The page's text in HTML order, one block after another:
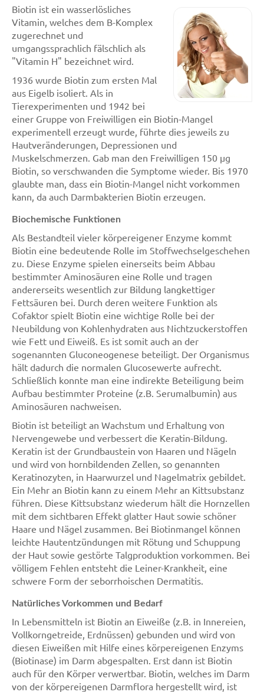
Biotin ist ein wasserlösliches
Vitamin, welches dem B-Komplex
zugerechnet und
umgangssprachlich fälschlich als
"Vitamin H" bezeichnet wird.
1936 wurde Biotin zum ersten Mal
aus Eigelb isoliert. Als in
Tierexperimenten und 1942 bei
einer Gruppe von Freiwilligen ein Biotin-Mangel
experimentell erzeugt wurde, führte dies jeweils zu
Hautveränderungen, Depressionen und
Muskelschmerzen. Gab man den Freiwilligen 150 µg
Biotin, so verschwanden die Symptome wieder. Bis 1970
glaubte man, dass ein Biotin-Mangel nicht vorkommen
kann, da auch Darmbakterien Biotin erzeugen.
Biochemische Funktionen
Als Bestandteil vieler körpereigener Enzyme kommt
Biotin eine bedeutende Rolle im Stoffwechselgeschehen
zu. Diese Enzyme spielen einerseits beim Abbau
bestimmter Aminosäuren eine Rolle und tragen
andererseits wesentlich zur Bildung langkettiger
Fettsäuren bei. Durch deren weitere Funktion als
Cofaktor spielt Biotin eine wichtige Rolle bei der
Neubildung von Kohlenhydraten aus Nichtzuckerstoffen
wie Fett und Eiweiß. Es ist somit auch an der
sogenannten Gluconeogenese beteiligt. Der Organismus
hält dadurch die normalen Glucosewerte aufrecht.
Schließlich konnte man eine indirekte Beteiligung beim
Aufbau bestimmter Proteine (z.B. Serumalbumin) aus
Aminosäuren nachweisen.
Biotin ist beteiligt an Wachstum und Erhaltung von
Nervengewebe und verbessert die Keratin-Bildung.
Keratin ist der Grundbaustein von Haaren und Nägeln
und wird von hornbildenden Zellen, so genannten
Keratinozyten, in Haarwurzel und Nagelmatrix gebildet.
Ein Mehr an Biotin kann zu einem Mehr an Kittsubstanz
führen. Diese Kittsubstanz wiederum hält die Hornzellen
mit dem sichtbaren Effekt glatter Haut sowie schöner
Haare und Nägel zusammen. Bei Biotinmangel können
leichte Hautentzündungen mit Rötung und Schuppung
der Haut sowie gestörte Talgproduktion vorkommen. Bei
völligem Fehlen entsteht die Leiner-Krankheit, eine
schwere Form der seborrhoischen Dermatitis.
Natürliches Vorkommen und Bedarf
In Lebensmitteln ist Biotin an Eiweiße (z.B. in Innereien,
Vollkorngetreide, Erdnüssen) gebunden und wird von
diesen Eiweißen mit Hilfe eines körpereigenen Enzyms
(Biotinase) im Darm abgespalten. Erst dann ist Biotin
auch für den Körper verwertbar. Biotin, welches im Darm
von der körpereigenen Darmflora hergestellt wird, ist